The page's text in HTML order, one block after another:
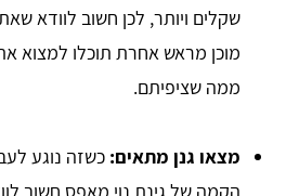
שקלים ויותר, לכן חשוב לוודא
מוכן מראש אחרת תוכלו למצוא
ממה שציפיתם.
מצאו גנן מתאים: כשזה נוגע